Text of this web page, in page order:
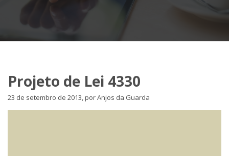
Projeto de Lei 4330
23 de setembro de 2013, por Anjos da Guarda